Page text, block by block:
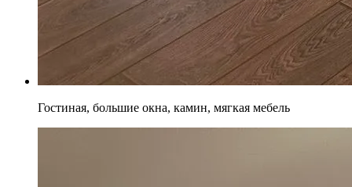
Гостиная, большие окна, камин, мягкая мебель